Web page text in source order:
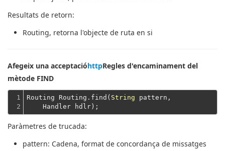
Resultats de retorn:
Routing, retorna l'objecte de ruta en si
Afegeix una acceptacióhttpRegles d'encaminament del
mètode FIND
1
2
Routing Routing.find( String pattern,
    Handler hdlr);
Paràmetres de trucada:
pattern: Cadena, format de concordança de missatges